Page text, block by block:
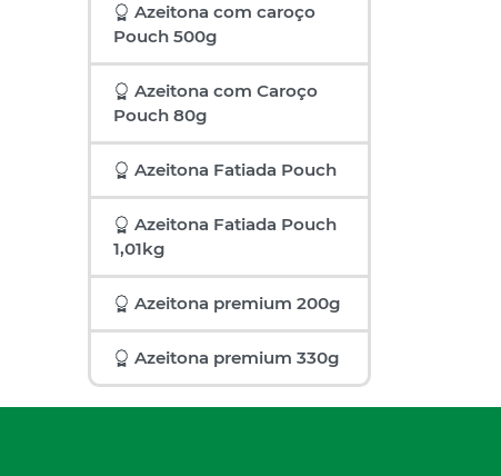
Azeitona com caroço
Pouch 500g
Azeitona com Caroço
Pouch 80g
Azeitona Fatiada Pouch
Azeitona Fatiada Pouch
1,01kg
Azeitona premium 200g
Azeitona premium 330g